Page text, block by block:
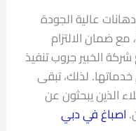
عالية الجودة
مع ضمان الالتزام
شركة الخبير جروب تنفيذ
لذلك، تبقى
الذين يبحثون عن
اصباغ في دبي